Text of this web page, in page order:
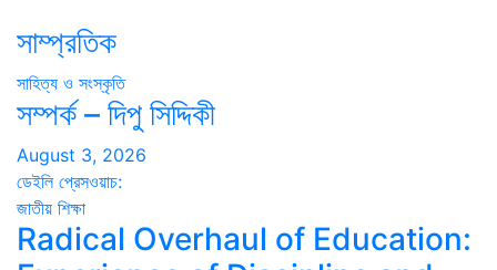
সাম্প্রতিক
সাহিত্য ও সংস্কৃতি
সম্পর্ক – দিপু সিদ্দিকী
August 3, 2026
ডেইলি প্রেসওয়াচ:
জাতীয় শিক্ষা
Radical Overhaul of Education: